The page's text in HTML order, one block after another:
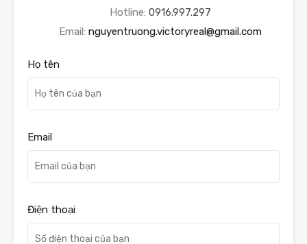
Hotline: 0916.997.297
Email: nguyentruong.victoryreal@gmail.com
Họ tên
Email
Điện thoại